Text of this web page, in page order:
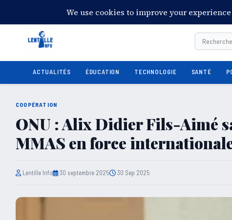
Jeudi 6 août 2026 20:16:03 Port-au-Prince
ACTUALITÉS ÉDUCATION TECHNOLOGIE SANTÉ
COOPÉRATION
ONU : Alix Didier Fils-Aimé
MMAS en force
Lentille Info 30 septembre 2025 30 Sep 2025